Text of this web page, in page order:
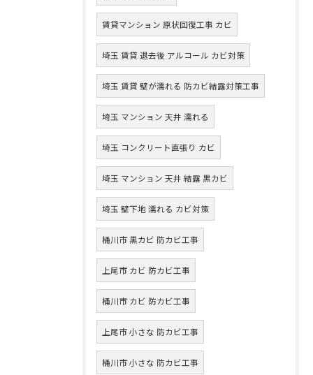
賃貸マンション 原状回復工事 カビ
埼玉 賃貸 退去後 アルコール カビ対策
埼玉 賃貸 壁が濡れる 防カビ結露対策工事
埼玉 マンション 天井 濡れる
埼玉 コンクリート直張り カビ
埼玉 マンション 天井 結露 黒カビ
埼玉 壁下地 濡れる カビ対策
桶川市 黒カビ 防カビ工事
上尾市 カビ 防カビ工事
桶川市 カビ 防カビ工事
上尾市 小さな 防カビ工事
桶川市 小さな 防カビ工事